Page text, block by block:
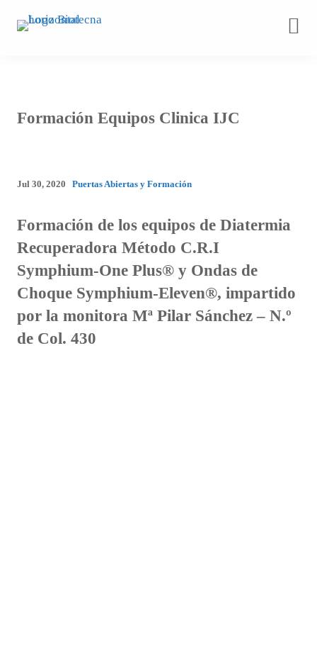
Formación Equipos Clinica IJC
Jul 30, 2020 Puertas Abiertas y Formación
Formación de los equipos de Diatermia
Recuperadora Método C.R.I
Symphium-One Plus® y Ondas de
Choque Symphium-Eleven®, impartido
por la monitora Mª Pilar Sánchez – N.º
de Col. 430